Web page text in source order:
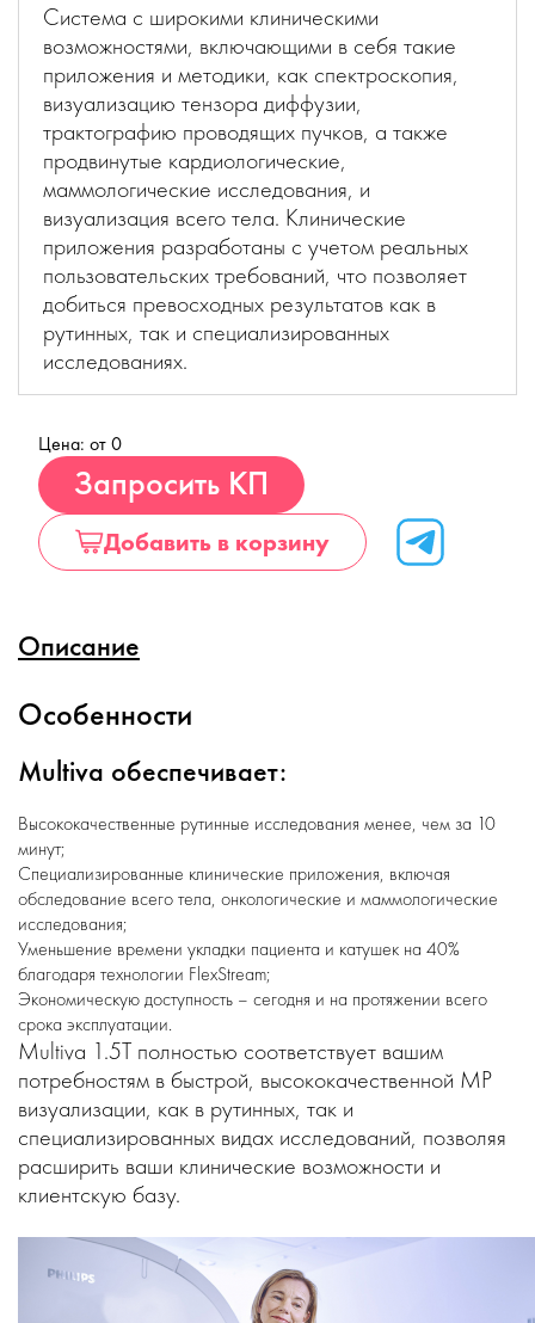
Система с широкими клиническими
возможностями, включающими в себя такие
приложения и методики, как спектроскопия,
визуализацию тензора диффузии,
трактографию проводящих пучков, а также
продвинутые кардиологические,
маммологические исследования, и
визуализация всего тела. Клинические
приложения разработаны с учетом реальных
пользовательских требований, что позволяет
добиться превосходных результатов как в
рутинных, так и специализированных
исследованиях.
Цена: от 0
Запросить КП
Добавить в корзину
Описание
Особенности
Multiva обеспечивает:
Высококачественные рутинные исследования менее, чем за 10
минут;
Специализированные клинические приложения, включая
обследование всего тела, онкологические и маммологические
исследования;
Уменьшение времени укладки пациента и катушек на 40%
благодаря технологии FlexStream;
Экономическую доступность – сегодня и на протяжении всего
срока эксплуатации.
Multiva 1.5T полностью соответствует вашим
потребностям в быстрой, высококачественной МР
визуализации, как в рутинных, так и
специализированных видах исследований, позволяя
расширить ваши клинические возможности и
клиентскую базу.